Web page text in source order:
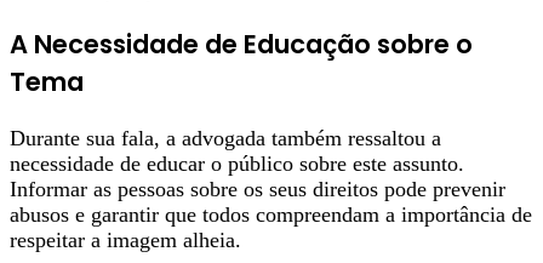
A Necessidade de Educação sobre o
Tema
Durante sua fala, a advogada também ressaltou a
necessidade de educar o público sobre este assunto.
Informar as pessoas sobre os seus direitos pode prevenir
abusos e garantir que todos compreendam a importância de
respeitar a imagem alheia.